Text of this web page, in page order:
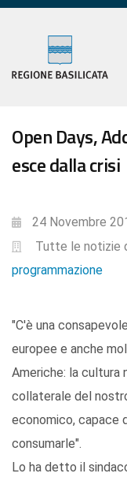
Open Days,
esce dalla crisi
24 Novembre
Tutte le notizie
programmazione
"C'è una
europee e anche
Americhe: la cultura
collaterale del
economico, capace
consumarle".
Lo ha detto il